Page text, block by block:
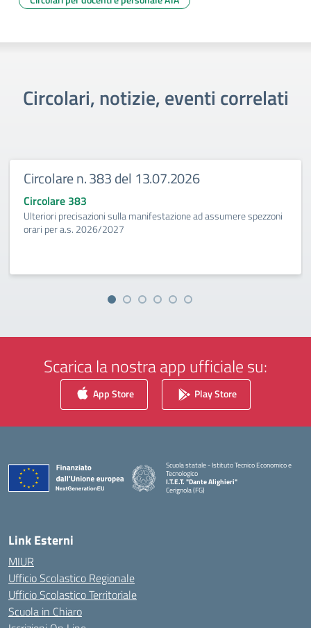
Circolari, notizie, eventi correlati
Circolare n. 383 del 13.07.2026
Circolare 383
Ulteriori precisazioni sulla manifestazione ad assumere spezzoni
orari per a.s. 2026/2027
Scarica la nostra app ufficiale su:
App Store Play Store
Scuola statale - Istituto Tecnico Economico e
Tecnologico
I.T.E.T. "Dante Alighieri"
Cerignola (FG)
— Visita la pagina iniziale della scuola
Link Esterni
MIUR
Ufficio Scolastico Regionale
Ufficio Scolastico Territoriale
Scuola in Chiaro